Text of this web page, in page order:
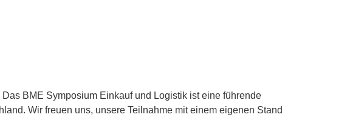
BME Symposium Einkauf und Logistik ist eine führende
Wir freuen uns, unsere Teilnahme mit einem eigenen Stand